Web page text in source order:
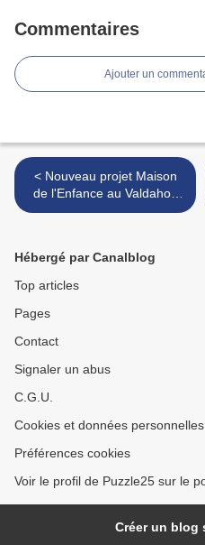
Commentaires
Ajouter un
< Nouveau projet Maison
de l'Enfance au Valdahon
(25)
Hébergé par Canalblog
Top articles
Pages
Contact
Signaler un abus
C.G.U.
Cookies et données personnelles
Préférences cookies
Voir le profil de Puzzle25 sur le
Créer un blog